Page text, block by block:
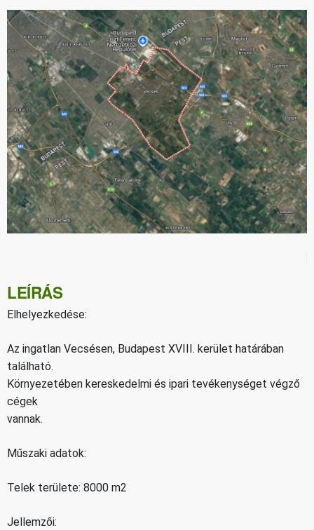
LEÍRÁS
Elhelyezkedése:
Az ingatlan Vecsésen, Budapest XVIII. kerület határában
található.
Környezetében kereskedelmi és ipari tevékenységet végző
cégek
vannak.
Műszaki adatok:
Telek területe: 8000 m2
Jellemzői: